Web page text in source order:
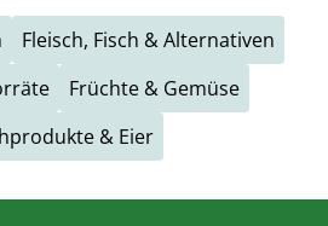
Fleisch, Fisch & Alternativen
Früchte & Gemüse
& Eier